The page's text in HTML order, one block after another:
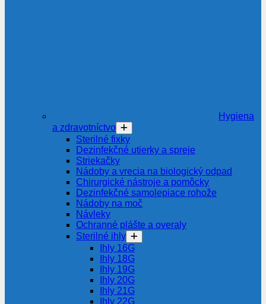
Hygiena
a zdravotníctvo
Sterilné fixky
Dezinfekčné utierky a spreje
Striekačky
Nádoby a vrecia na biologický odpad
Chirurgické nástroje a pomôcky
Dezinfekčné samolepiace rohože
Nádoby na moč
Návleky
Ochranné plášte a overaly
Sterilné ihly
Ihly 16G
Ihly 18G
Ihly 19G
Ihly 20G
Ihly 21G
Ihly 22G